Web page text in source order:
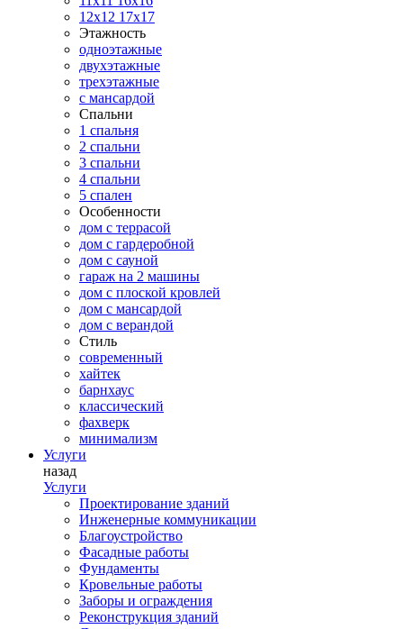
12х12 17х17
Этажность
одноэтажные
двухэтажные
трехэтажные
с мансардой
Спальни
1 спальня
2 спальни
3 спальни
4 спальни
5 спален
Особенности
дом с террасой
дом с гардеробной
дом с сауной
гараж на 2 машины
дом с плоской кровлей
дом с мансардой
дом с верандой
Стиль
современный
хайтек
барнхаус
классический
фахверк
минимализм
Услуги
назад
Услуги
Проектирование зданий
Инженерные коммуникации
Благоустройство
Фасадные работы
Фундаменты
Кровельные работы
Заборы и ограждения
Реконструкция зданий